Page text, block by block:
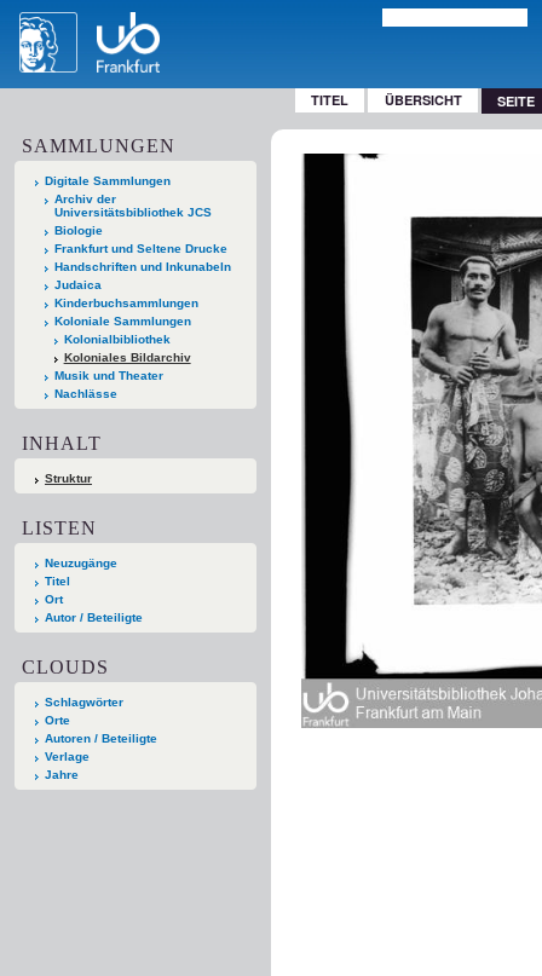
TITEL ÜBERSICHT SEITE
SAMMLUNGEN
Digitale Sammlungen
Archiv der
Universitätsbibliothek JCS
Biologie
Frankfurt und Seltene Drucke
Handschriften und Inkunabeln
Judaica
Kinderbuchsammlungen
Koloniale Sammlungen
Kolonialbibliothek
Koloniales Bildarchiv
Musik und Theater
Nachlässe
INHALT
Struktur
LISTEN
Neuzugänge
Titel
Ort
Autor / Beteiligte
CLOUDS
Schlagwörter
Orte
Autoren / Beteiligte
Verlage
Jahre